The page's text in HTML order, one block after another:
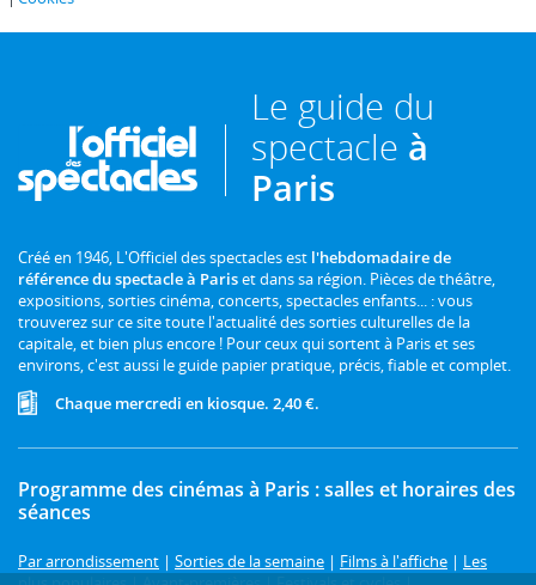
Le guide du
spectacle à
Paris
Créé en 1946, L'Officiel des spectacles est l'hebdomadaire de
référence du spectacle à Pariset dans sa région. Pièces de théâtre,
expositions, sorties cinéma, concerts, spectacles enfants... : vous
trouverez sur ce site toute l'actualité des sorties culturelles de la
capitale, et bien plus encore ! Pour ceux qui sortent à Paris et ses
environs, c'est aussi le guide papier pratique, précis, fiable et complet.
Chaque mercredi en kiosque. 2,40 €.
Programme des cinémas à Paris : salles et horaires des
séances
Par arrondissement | Sorties de la semaine | Films à l'affiche | Les